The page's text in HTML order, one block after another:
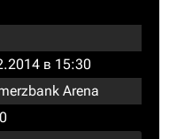
в 15:30
Arena